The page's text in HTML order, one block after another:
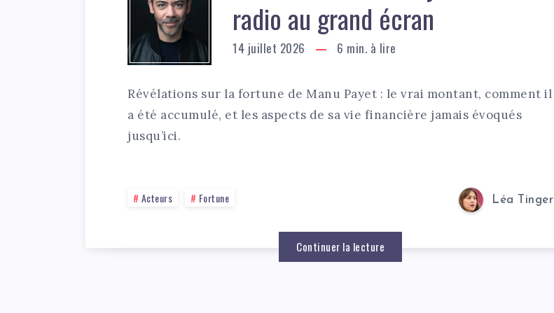
radio au grand écran
14 juillet 2026 6 min. à lire
Révélations sur la fortune de Manu Payet : le vrai montant, comment il
a été accumulé, et les aspects de sa vie financière jamais évoqués
jusqu’ici.
Acteurs Fortune Léa Tinger
Continuer la lecture